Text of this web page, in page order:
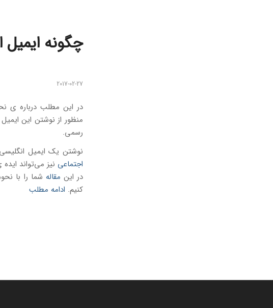
چگونه
2017-02-27
در این مطلب درباره ی
منظور از نوشتن این
رسمی.
نوشتن یک ایمیل
اجتماعی نیز می‌تواند
در این مقاله شما را با
کنیم. ادامه مطلب